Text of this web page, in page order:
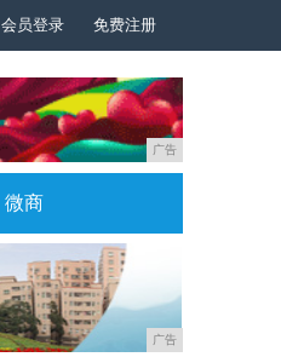
会员登录 免费注册
广告
微商
广告